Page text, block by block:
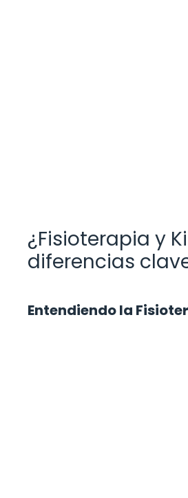
¿Fisioterapia y
diferencias
Entendiendo la